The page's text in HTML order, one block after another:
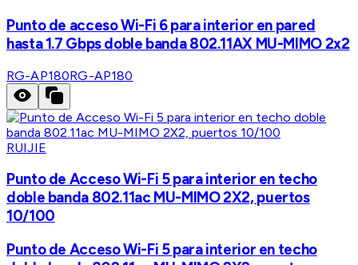
Punto de acceso Wi-Fi 6 para interior en pared
hasta 1.7 Gbps doble banda 802.11AX MU-MIMO 2x2
RG-AP180RG-AP180
RUIJIE
Punto de Acceso Wi-Fi 5 para interior en techo
doble banda 802.11ac MU-MIMO 2X2, puertos
10/100
Punto de Acceso Wi-Fi 5 para interior en techo